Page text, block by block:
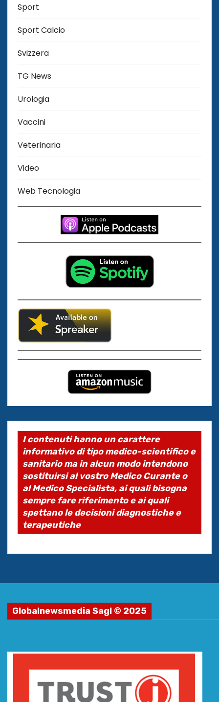
Sport
Sport Calcio
Svizzera
TG News
Urologia
Vaccini
Veterinaria
Video
Web Tecnologia
I contenuti hanno un carattere
informativo di tipo medico-scientifico e
sanitario ma in alcun modo intendono
sostituirsi al vostro Medico Curante o
al Medico Specialista, ai quali bisogna
sempre fare riferimento e ai quali
spettano le decisioni diagnostiche e
terapeutiche
Globalnewsmedia Sagl © 2025